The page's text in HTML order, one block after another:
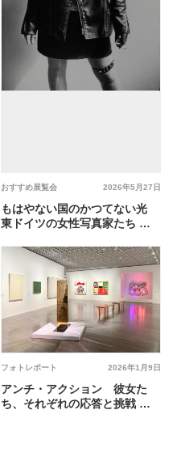
2026年5月27日
おすすめ展覧会
もはやない国のかつてない光
東ドイツの女性写真家たち @
2026年1月9日
フォトレポート
アンチ・アクション 彼女た
ち、それぞれの応答と挑戦 @